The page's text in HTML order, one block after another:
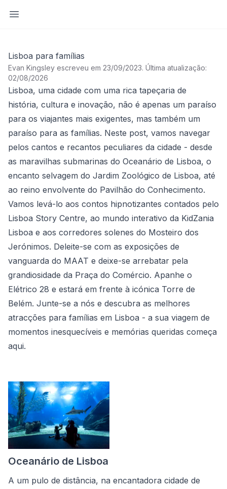
Abrir barra lateral
Lisboa para famílias
Evan Kingsley escreveu em 23/09/2023. Última atualização:
02/08/2026
Lisboa, uma cidade com uma rica tapeçaria de
história, cultura e inovação, não é apenas um paraíso
para os viajantes mais exigentes, mas também um
paraíso para as famílias. Neste post, vamos navegar
pelos cantos e recantos peculiares da cidade - desde
as maravilhas submarinas do Oceanário de Lisboa, o
encanto selvagem do Jardim Zoológico de Lisboa, até
ao reino envolvente do Pavilhão do Conhecimento.
Vamos levá-lo aos contos hipnotizantes contados pelo
Lisboa Story Centre, ao mundo interativo da KidZania
Lisboa e aos corredores solenes do Mosteiro dos
Jerónimos. Deleite-se com as exposições de
vanguarda do MAAT e deixe-se arrebatar pela
grandiosidade da Praça do Comércio. Apanhe o
Elétrico 28 e estará em frente à icónica Torre de
Belém. Junte-se a nós e descubra as melhores
atracções para famílias em Lisboa - a sua viagem de
momentos inesquecíveis e memórias queridas começa
aqui.
Oceanário de Lisboa
A um pulo de distância, na encantadora cidade de